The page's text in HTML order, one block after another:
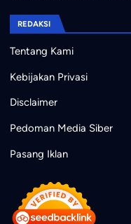
REDAKSI
Tentang Kami
Kebijakan Privasi
Disclaimer
Pedoman Media Siber
Pasang Iklan